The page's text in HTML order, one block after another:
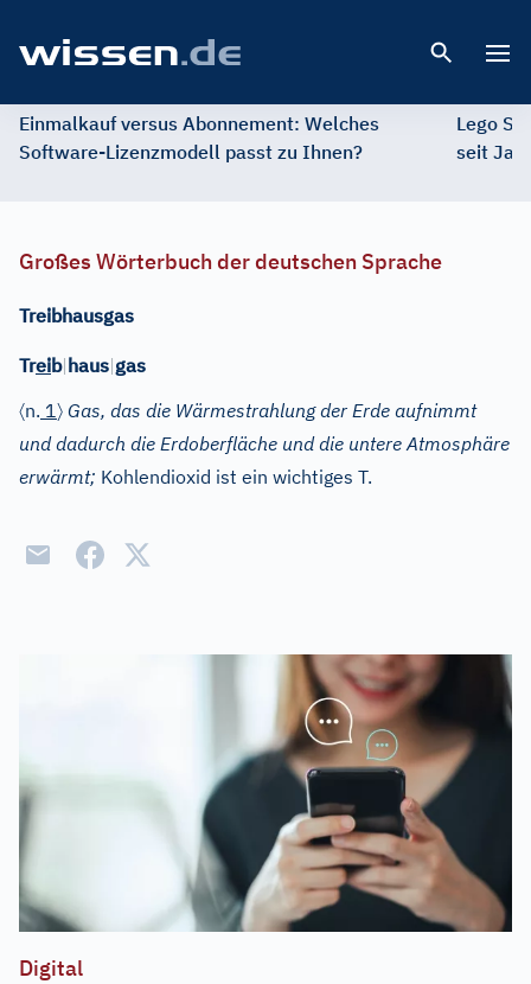
Einmalkauf versus Abonnement: Welches
Software-Lizenzmodell passt zu Ihnen?
Lego
seit
Großes Wörterbuch der deutschen Sprache
Treibhausgas
Treib|haus|gas
〈n. 1〉 Gas, das die Wärmestrahlung der Erde aufnimmt
und dadurch die Erdoberfläche und die untere Atmosphäre
erwärmt; Kohlendioxid ist ein wichtiges T.
Digital